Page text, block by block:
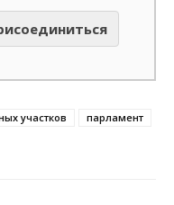
участков
парламент